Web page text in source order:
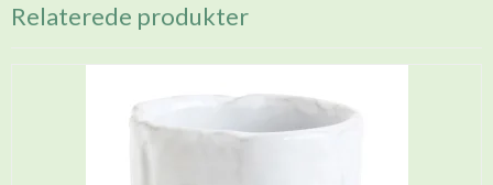
Relaterede produkter